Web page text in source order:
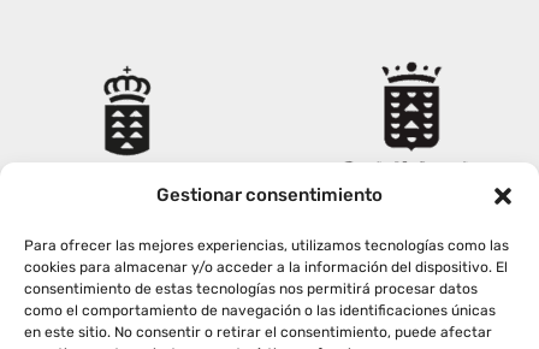
Gestionar consentimiento
Para ofrecer las mejores experiencias, utilizamos tecnologías como las
cookies para almacenar y/o acceder a la información del dispositivo. El
consentimiento de estas tecnologías nos permitirá procesar datos
como el comportamiento de navegación o las identificaciones únicas
en este sitio. No consentir o retirar el consentimiento, puede afectar